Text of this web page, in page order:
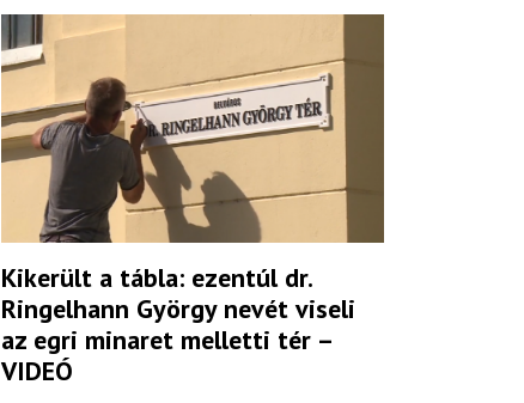
Kikerült a tábla: ezentúl dr.
Ringelhann György nevét viseli
az egri minaret melletti tér –
VIDEÓ